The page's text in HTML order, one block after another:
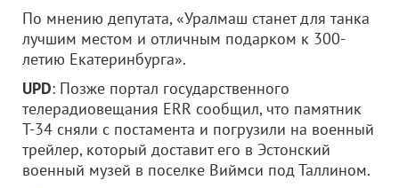
По мнению депутата, «Уралмаш станет для танка
лучшим местом и отличным подарком к 300-
летию Екатеринбурга».
UPD: Позже портал государственного
телерадиовещания ERR сообщил, что памятник
Т-34 сняли с постамента и погрузили на военный
трейлер, который доставит его в Эстонский
военный музей в поселке Виймси под Таллином.